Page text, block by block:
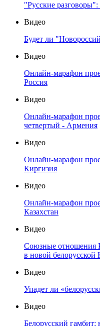
"Русские
Видео
Будет ли
Видео
Онлайн-марафон
Россия
Видео
Онлайн-марафон
четвертый - Армения
Видео
Онлайн-марафон
Киргизия
Видео
Онлайн-марафон
Казахстан
Видео
Союзные отношения
в новой белорусской
Видео
Упадет ли
Видео
Белорусский гамбит: